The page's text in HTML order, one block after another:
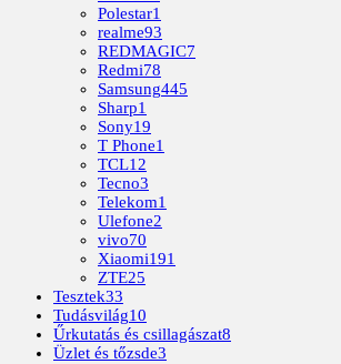
Polestar1
realme93
REDMAGIC7
Redmi78
Samsung445
Sharp1
Sony19
T Phone1
TCL12
Tecno3
Telekom1
Ulefone2
vivo70
Xiaomi191
ZTE25
Tesztek33
Tudásvilág10
Űrkutatás és csillagászat8
Üzlet és tőzsde3